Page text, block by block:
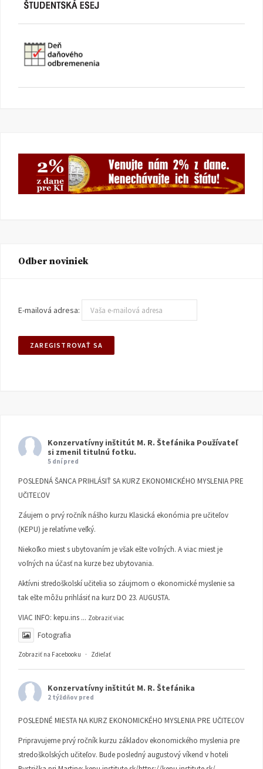
Odber noviniek
E-mailová adresa:
Konzervatívny inštitút M. R. Štefánika Používateľ
si zmenil titulnú fotku.
5 dní pred
POSLEDNÁ ŠANCA PRIHLÁSIŤ SA KURZ EKONOMICKÉHO MYSLENIA PRE
UČITEĽOV
Záujem o prvý ročník nášho kurzu Klasická ekonómia pre učiteľov
(KEPU) je relatívne veľký.
Niekoľko miest s ubytovaním je však ešte voľných. A viac miest je
voľných na účasť na kurze bez ubytovania.
Aktívni stredoškolskí učitelia so záujmom o ekonomické myslenie sa
tak ešte môžu prihlásiť na kurz DO 23. AUGUSTA.
VIAC INFO: kepu.ins ... Zobraziť viac
Fotografia
Zobraziť na Facebooku · Zdieľať
Konzervatívny inštitút M. R. Štefánika
2 týždňov pred
POSLEDNÉ MIESTA NA KURZ EKONOMICKÉHO MYSLENIA PRE UČITEĽOV
Pripravujeme prvý ročník kurzu základov ekonomického myslenia pre
stredoškolských učiteľov. Bude posledný augustový víkend v hoteli